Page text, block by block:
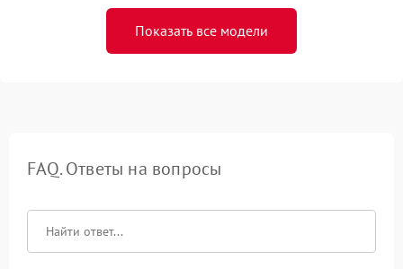
Показать все модели
FAQ. Ответы на вопросы